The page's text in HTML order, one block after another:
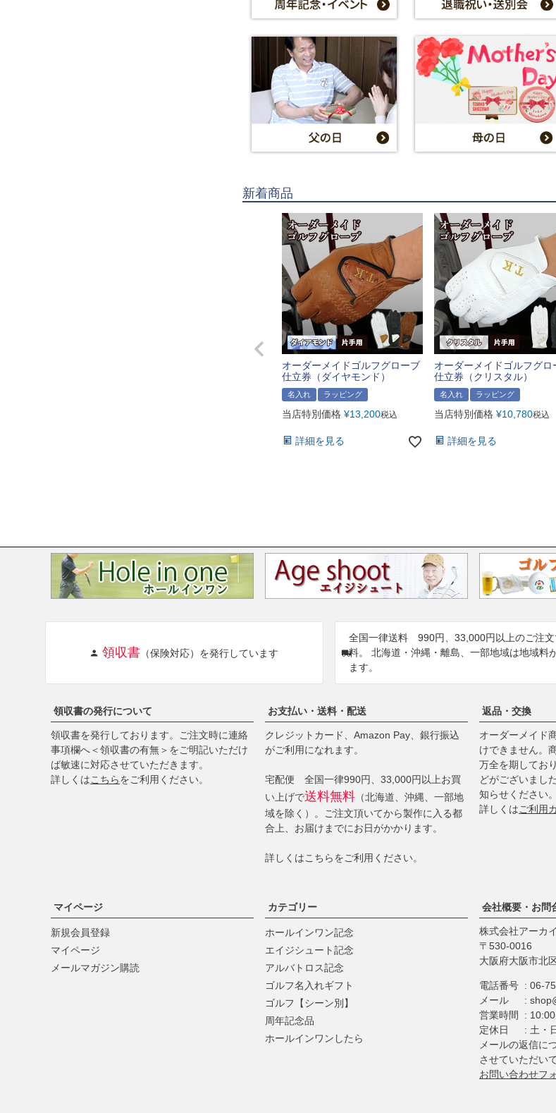
新着商品
オーダーメイドゴルフグローブ
仕立券（ダイヤモンド）
名入れ ラッピング
当店特別価格 ¥13,200税込
詳細を見る
オーダーメイドゴルフグロ
仕立券（クリスタル）
名入れ ラッピング
当店特別価格 ¥10,780税込
詳細を見る
領収書 （保険対応）を発行しています
全国一律送料 990円、33,000円以上のご注文
料。 北海道・沖縄・離島、一部地域は地域料
ます。
領収書の発行について
領収書を発行しております。ご注文時に連絡
事項欄へ＜領収書の有無＞をご明記いただけ
ば敏速に対応させていただきます。
詳しくはこちらをご利用ください。
お支払い・送料・配送
クレジットカード、Amazon Pay、銀行振込
がご利用になれます。
宅配便 全国一律990円、33,000円以上お買
い上げで送料無料 （北海道、沖縄、一部地
域を除く）。ご注文頂いてから製作に入る都
合上、お届けまでにお日がかかります。
詳しくはこちらをご利用ください。
返品・交換
オーダーメイド
けできません。
万全を期してお
どがございまし
知らせください。
詳しくはご利用
マイページ
新規会員登録
マイページ
メールマガジン購読
カテゴリー
ホールインワン記念
エイジシュート記念
アルバトロス記念
ゴルフ名入れギフト
ゴルフ【シーン別】
周年記念品
ホールインワンしたら
会社概要・お問
株式会社アーカ
530-0016
大阪府大阪市北
電話番号
06-
メール
営業時間
定休日
土・
メールの返信に
させていただい
お問い合わせフ